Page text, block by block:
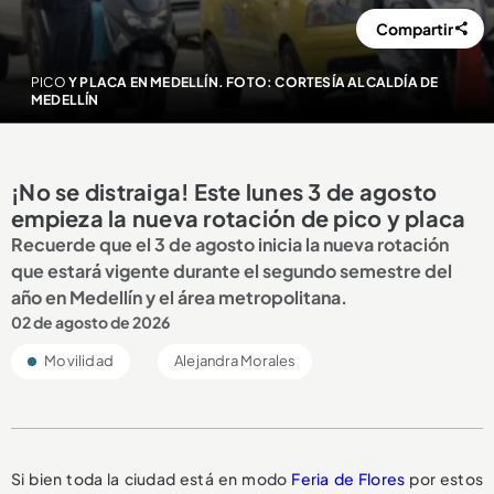
PICO Y PLACA EN MEDELLÍN. FOTO: CORTESÍA ALCALDÍA DE
MEDELLÍN
Compartir
¡No se distraiga! Este lunes 3 de agosto
empieza la nueva rotación de pico y placa
Recuerde que el 3 de agosto inicia la nueva rotación
que estará vigente durante el segundo semestre del
año en Medellín y el área metropolitana.
02 de agosto de 2026
Movilidad Alejandra Morales
Si bien toda la ciudad está en modo Feria de Flores por estos